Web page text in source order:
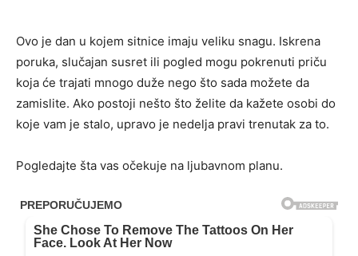
Ovo je dan u kojem sitnice imaju veliku snagu. Iskrena
poruka, slučajan susret ili pogled mogu pokrenuti priču
koja će trajati mnogo duže nego što sada možete da
zamislite. Ako postoji nešto što želite da kažete osobi do
koje vam je stalo, upravo je nedelja pravi trenutak za to.
Pogledajte šta vas očekuje na ljubavnom planu.